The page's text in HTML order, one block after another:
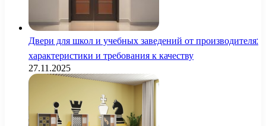
Двери для школ и учебных заведений от производителя:
характеристики и требования к качеству
27.11.2025